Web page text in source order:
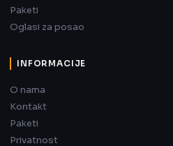
Paketi
Oglasi za posao
INFORMACIJE
O nama
Kontakt
Paketi
Privatnost